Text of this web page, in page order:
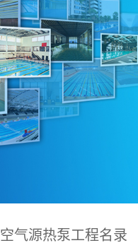
空气源热泵工程名录